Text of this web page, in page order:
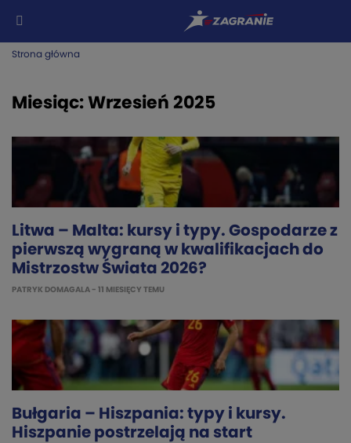
Strona główna
Miesiąc: Wrzesień 2025
Litwa – Malta: kursy i typy. Gospodarze z
pierwszą wygraną w kwalifikacjach do
Mistrzostw Świata 2026?
PATRYK DOMAGALA - 11 MIESIĘCY TEMU
Bułgaria – Hiszpania: typy i kursy.
Hiszpanie postrzelają na start